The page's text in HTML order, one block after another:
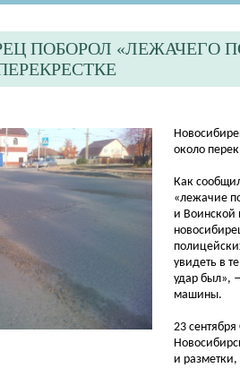
ПОБОРОЛ «ЛЕЖАЧЕГО
около
Как
«лежачие
и Воинской
увидеть в
удар был»,
машины.
23
и